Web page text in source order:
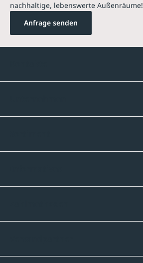
nachhaltige, lebenswerte Außenräume!
Anfrage senden